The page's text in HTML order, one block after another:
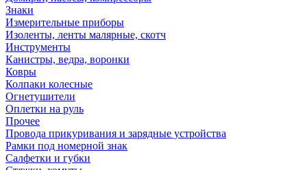
Знаки
Измерительные приборы
Изоленты, ленты малярные, скотч
Инструменты
Канистры, ведра, воронки
Ковры
Колпаки колесные
Огнетушители
Оплетки на руль
Прочее
Провода прикуривания и зарядные устройства
Рамки под номерной знак
Салфетки и губки